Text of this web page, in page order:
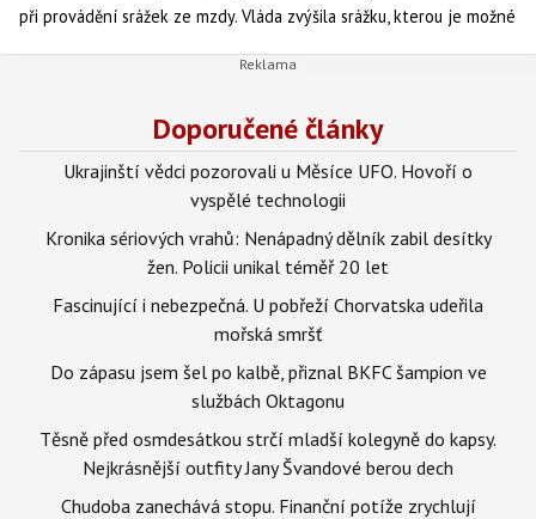
při provádění srážek ze mzdy. Vláda zvýšila srážku, kterou je možné
řídí mzdové účetní při výpočtu a odvodu správných výší srážek u
Doporučené články
Ukrajinští vědci pozorovali u Měsíce UFO. Hovoří o
vyspělé technologii
Kronika sériových vrahů: Nenápadný dělník zabil desítky
žen. Policii unikal téměř 20 let
Fascinující i nebezpečná. U pobřeží Chorvatska udeřila
mořská smršť
Do zápasu jsem šel po kalbě, přiznal BKFC šampion ve
službách Oktagonu
Těsně před osmdesátkou strčí mladší kolegyně do kapsy.
Nejkrásnější outfity Jany Švandové berou dech
Chudoba zanechává stopu. Finanční potíže zrychlují